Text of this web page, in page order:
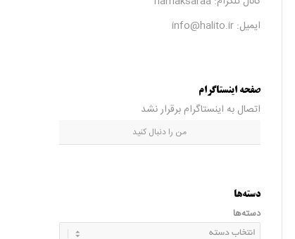
ایمیل: info@halito.ir
صفحه اینستاگرام
اتصال به اینستاگرام برقرار نشد
من را دنبال کنید
دسته‌ها
دسته‌ها